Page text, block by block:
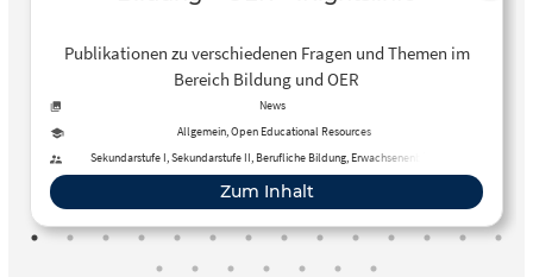
Publikationen zu verschiedenen Fragen und Themen im
Bereich Bildung und OER
News
Allgemein, Open Educational Resources
Sekundarstufe I, Sekundarstufe II, Berufliche Bildung, Erwachsenenbildung,
Primarstufe
Zum Inhalt